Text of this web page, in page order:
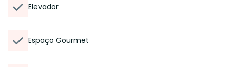
Elevador
Espaço Gourmet